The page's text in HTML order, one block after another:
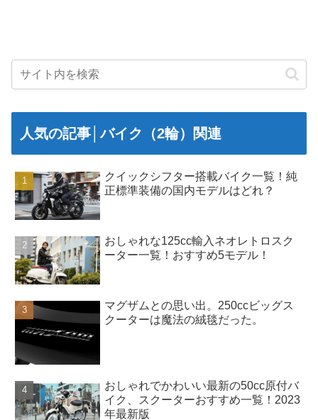
人気の記事│バイク（2輪）関連
クイックシフター搭載バイク一覧！純
正標準装備の国内モデルはどれ？
おしゃれな125cc輸入ネオレトロスク
ーター一覧！おすすめ5モデル！
マグザムとの思い出。250ccビッグス
クーターは魔法の絨毯だった。
おしゃれでかわいい最新の50cc原付バ
イク、スクーターおすすめ一覧！2023
年最新版